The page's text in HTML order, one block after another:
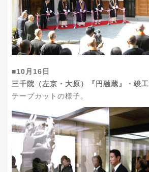
■10月16日
三千院（左京・大原）『円融蔵』・竣
テープカットの様子。